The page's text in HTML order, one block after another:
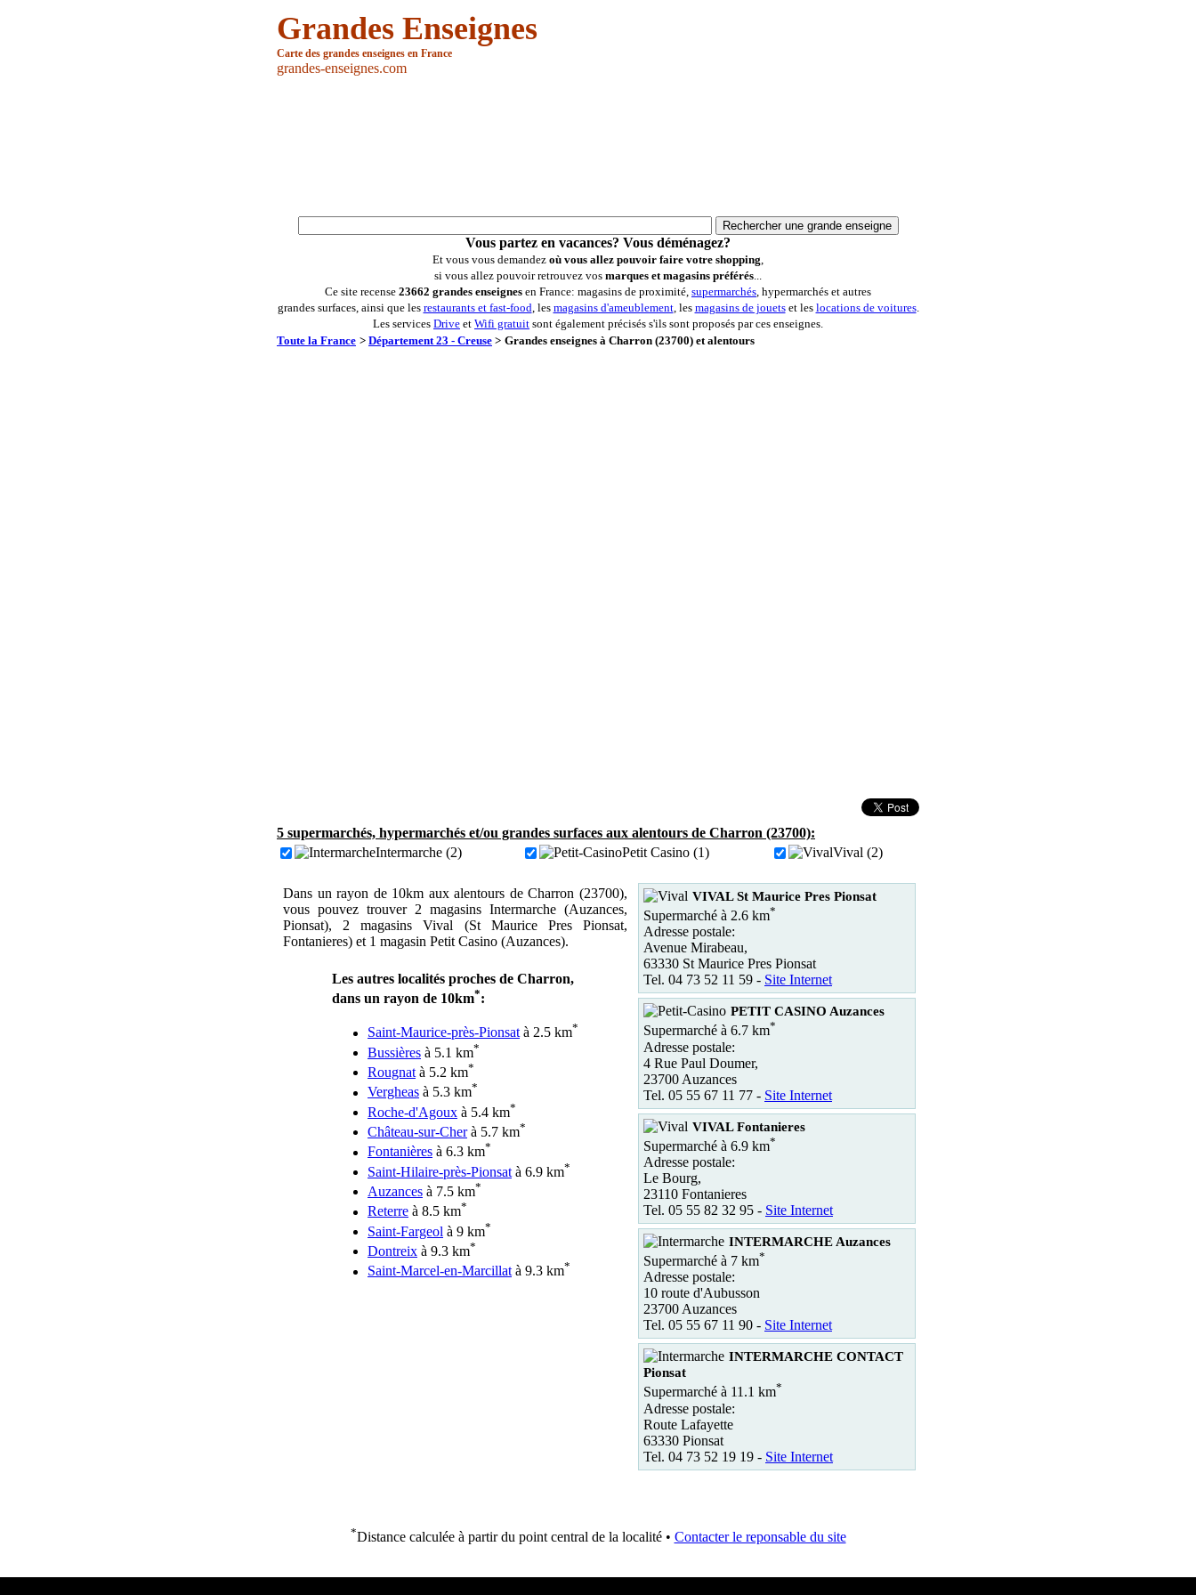
Grandes Enseignes
Carte des grandes enseignes en France
grandes-enseignes.com
Vous partez en vacances? Vous déménagez?
Et vous vous demandez où vous allez pouvoir faire votre shopping,
si vous allez pouvoir retrouvez vos marques et magasins préférés...
Ce site recense 23662 grandes enseignes en France: magasins de proximité, supermarchés, hypermarchés et autres
grandes surfaces, ainsi que les restaurants et fast-food, les magasins d'ameublement, les magasins de jouetset les locations de voitures.
Les services Drive et Wifi gratuit sont également précisés s'ils sont proposés par ces enseignes.
Toute la France > Département 23 - Creuse > Grandes enseignes à Charron (23700) et alentours
5 supermarchés, hypermarchés et/ou grandes surfaces aux alentours de Charron (23700):
Intermarche (2)
Petit Casino (1) Vival (2)
Dans un rayon de 10km aux alentours de Charron (23700),
vous pouvez trouver 2 magasins Intermarche (Auzances,
Pionsat), 2 magasins Vival (St Maurice Pres Pionsat,
Fontanieres) et 1 magasin Petit Casino (Auzances).
Les autres localités proches de Charron,
dans un rayon de 10km*:
Saint-Maurice-près-Pionsatà 2.5 km*
Bussières à 5.1 km*
Rougnat à 5.2 km*
Vergheas à 5.3 km*
Roche-d'Agoux à 5.4 km*
Château-sur-Cherà 5.7 km*
Fontanières à 6.3 km*
Saint-Hilaire-près-Pionsat à 6.9 km*
Auzances à 7.5 km*
Reterre à 8.5 km*
Saint-Fargeol à 9 km*
Dontreix à 9.3 km*
Saint-Marcel-en-Marcillatà 9.3 km*
VIVAL St Maurice Pres Pionsat
Supermarché à 2.6 km*
Adresse postale:
Avenue Mirabeau,
63330 St Maurice Pres Pionsat
Tel. 04 73 52 11 59 - Site Internet
PETIT CASINO Auzances
Supermarché à 6.7 km*
Adresse postale:
4 Rue Paul Doumer,
23700 Auzances
Tel. 05 55 67 11 77 - Site Internet
VIVAL Fontanieres
Supermarché à 6.9 km*
Adresse postale:
Le Bourg,
23110 Fontanieres
Tel. 05 55 82 32 95 - Site Internet
INTERMARCHE Auzances
Supermarché à 7 km*
Adresse postale:
10 route d'Aubusson
23700 Auzances
Tel. 05 55 67 11 90 - Site Internet
INTERMARCHE CONTACT
Pionsat
Supermarché à 11.1 km*
Adresse postale:
Route Lafayette
63330 Pionsat
Tel. 04 73 52 19 19 - Site Internet
*Distance calculée à partir du point central de la localité • Contacter le reponsable du site